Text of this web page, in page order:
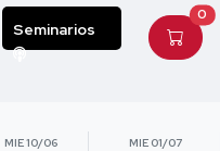
Seminarios
0
MIE 10/06 MIE 01/07